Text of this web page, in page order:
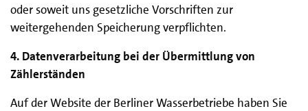
oder soweit uns gesetzliche Vorschriften zur
weitergehenden Speicherung verpflichten.
4. Datenverarbeitung bei der Übermittlung von
Zählerständen
Auf der Website der Berliner Wasserbetriebe haben Sie